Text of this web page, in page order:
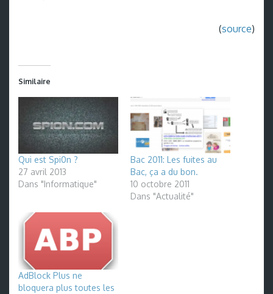
(source)
Similaire
Qui est Spi0n ?
27 avril 2013
Dans "Informatique"
Bac 2011: Les fuites au
Bac, ça a du bon.
10 octobre 2011
Dans "Actualité"
AdBlock Plus ne
bloquera plus toutes les